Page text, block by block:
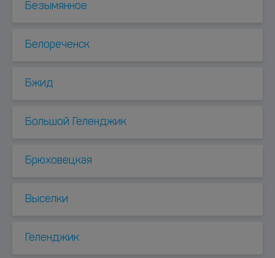
Безымянное
Белореченск
Бжид
Большой Геленджик
Брюховецкая
Выселки
Геленджик